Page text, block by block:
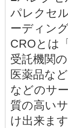
パレクセ
ーディン
CROとは
受託機関
医薬品な
などのサ
質の高い
け出来ます